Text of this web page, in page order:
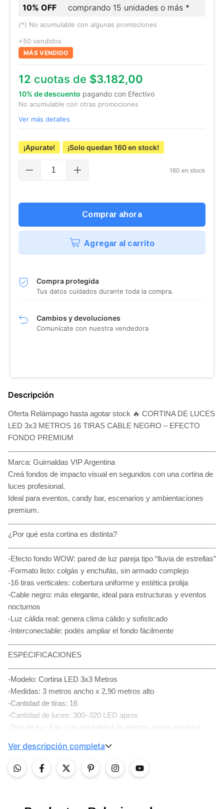
10% OFF
comprando 15 unidades o más *
(*) No acumulable con algunas promociones
+50 vendidos
MÁS VENDIDO
12 cuotas de $3.182,00
10% de descuento pagando con Efectivo
No acumulable con otras promociones
Ver más detalles
¡Apurate! ¡Solo quedan 160en stock!
160 en stock
Agregar al carrito
Compra protegida
Tus datos cuidados durante toda la compra.
Cambios y devoluciones
Comunícate con nuestra vendedora
Descripción
Oferta Relámpago hasta agotar stock 🔥 CORTINA DE LUCES
LED 3x3 METROS 16 TIRAS CABLE NEGRO – EFECTO
FONDO PREMIUM
Marca: Guirnaldas VIP Argentina
Creá fondos de impacto visual en segundos con una cortina de
luces profesional.
Ideal para eventos, candy bar, escenarios y ambientaciones
premium.
¿Por qué esta cortina es distinta?
-Efecto fondo WOW: pared de luz pareja tipo “lluvia de estrellas”
-Formato listo: colgás y enchufás, sin armado complejo
-16 tiras verticales: cobertura uniforme y estética prolija
-Cable negro: más elegante, ideal para estructuras y eventos
nocturnos
-Luz cálida real: genera clima cálido y sofisticado
-Interconectable: podés ampliar el fondo fácilmente
ESPECIFICACIONES
-Modelo: Cortina LED 3x3 Metros
-Medidas: 3 metros ancho x 2,90 metros alto
-Cantidad de tiras: 16
-Cantidad de luces: 300–320 LED aprox.
-Tipo de luz: Fija (con posibilidad de efectos según modelo)
-Alimentación: 220V
-Sistema: Interconectable
-Uso: Interior / Exterior (según instalación y protección)
Ver descripción completa